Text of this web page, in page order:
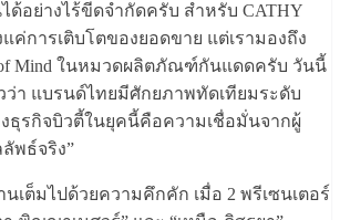
ด้อย่างไร้ขีดจำกัดครับ สำหรับ CATHY
แค่การเติบโตของยอดขาย แต่เรามองถึง
of Mind ในหมวดผลิตภัณฑ์กันแดดครับ วันนี้
ว่า แบรนด์ไทยมีศักยภาพทัดเทียมระดับ
ธุรกิจบิวตี้ในยุคนี้คือความเชื่อมั่นจากผู้
พธ์จริง”
เต็มไปด้วยความคึกคัก เมื่อ 2 พรีเซนเตอร์